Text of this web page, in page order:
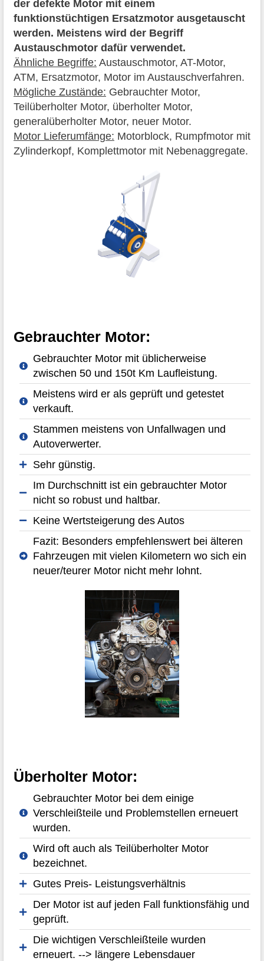
der defekte Motor mit einem
funktionstüchtigen Ersatzmotor ausgetauscht
werden. Meistens wird der Begriff
Austauschmotor dafür verwendet.
Ähnliche Begriffe: Austauschmotor, AT-Motor,
ATM, Ersatzmotor, Motor im Austauschverfahren.
Mögliche Zustände: Gebrauchter Motor,
Teilüberholter Motor, überholter Motor,
generalüberholter Motor, neuer Motor.
Motor Lieferumfänge: Motorblock, Rumpfmotor mit
Zylinderkopf, Komplettmotor mit Nebenaggregate.
Gebrauchter Motor:
Gebrauchter Motor mit üblicherweise
zwischen 50 und 150t Km Laufleistung.
Meistens wird er als geprüft und getestet
verkauft.
Stammen meistens von Unfallwagen und
Autoverwerter.
Sehr günstig.
Im Durchschnitt ist ein gebrauchter Motor
nicht so robust und haltbar.
Keine Wertsteigerung des Autos
Fazit: Besonders empfehlenswert bei älteren
Fahrzeugen mit vielen Kilometern wo sich ein
neuer/teurer Motor nicht mehr lohnt.
Überholter Motor:
Gebrauchter Motor bei dem einige
Verschleißteile und Problemstellen erneuert
wurden.
Wird oft auch als Teilüberholter Motor
bezeichnet.
Gutes Preis- Leistungsverhältnis
Der Motor ist auf jeden Fall funktionsfähig und
geprüft.
Die wichtigen Verschleißteile wurden
erneuert. --> längere Lebensdauer